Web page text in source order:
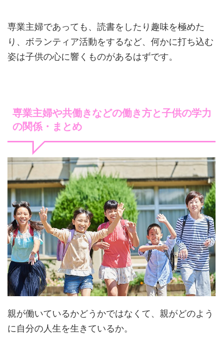
専業主婦であっても、読書をしたり趣味を極めた
り、ボランティア活動をするなど、何かに打ち込む
姿は子供の心に響くものがあるはずです。
専業主婦や共働きなどの働き方と子供の学力
の関係・まとめ
親が働いているかどうかではなくて、親がどのよう
に自分の人生を生きているか。